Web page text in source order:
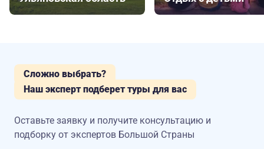
Сложно выбрать?
Наш эксперт подберет туры для вас
Оставьте заявку и получите консультацию и
подборку от экспертов Большой Страны